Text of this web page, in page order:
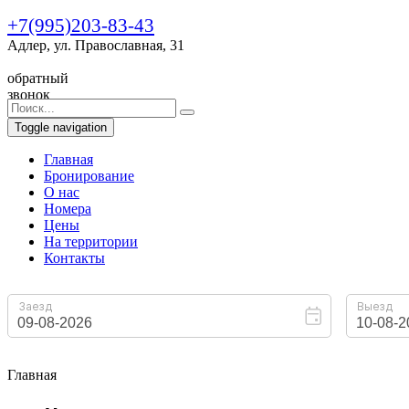
+7(995)203-83-43
Адлер, ул. Православная, 31
обратный
звонок
Toggle navigation
Главная
Бронирование
O нас
Номера
Цены
На территории
Контакты
Главная